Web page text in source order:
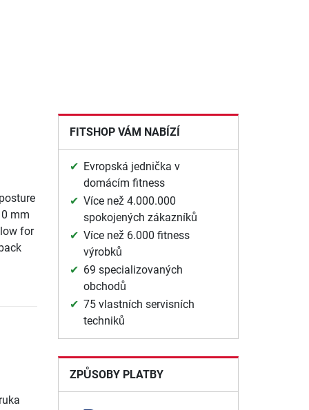
mm
for
FITSHOP VÁM NABÍZÍ
Evropská jednička v
domácím fitness
Více než 4.000.000
spokojených zákazníků
Více než 6.000 fitness
výrobků
69 specializovaných
obchodů
75 vlastních servisních
techniků
ZPŮSOBY PLATBY